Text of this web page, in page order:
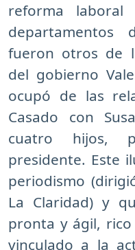
reforma
fueron otros de
del gobierno
ocupó de las
Casado con
cuatro hijos,
presidente. Este
periodismo
La Claridad) y
pronta y ágil,
vinculado a la